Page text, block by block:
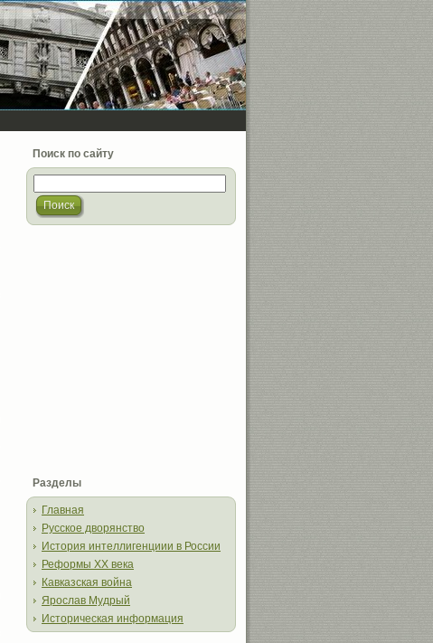
Поиск по сайту
Поиск
Разделы
Главная
Русское дворянство
История интеллигенциии в России
Реформы XX века
Кавказская война
Ярослав Мудрый
Историческая информация